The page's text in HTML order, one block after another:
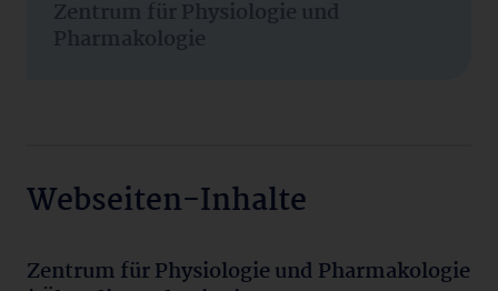
Zentrum für Physiologie und
Pharmakologie
Webseiten-Inhalte
Zentrum für Physiologie und Pharmakologie